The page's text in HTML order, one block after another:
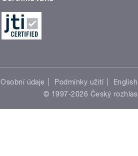
Osobní údaje Podmínky užití
English
© 1997-2026 Český rozhlas